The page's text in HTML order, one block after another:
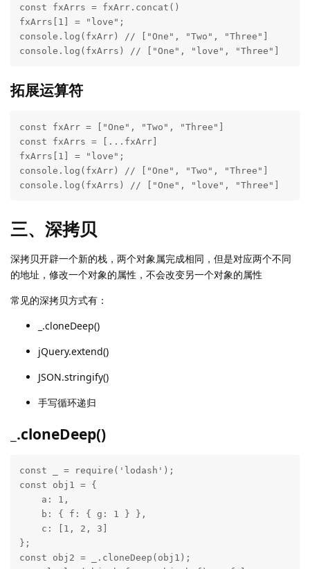
const fxArrs = fxArr.concat()
fxArrs[1] = "love";
console.log(fxArr) // ["One", "Two", "Three"]
console.log(fxArrs) // ["One", "love", "Three"]
拓展运算符
const fxArr = ["One", "Two", "Three"]
const fxArrs = [...fxArr]
fxArrs[1] = "love";
console.log(fxArr) // ["One", "Two", "Three"]
console.log(fxArrs) // ["One", "love", "Three"]
三、深拷贝
深拷贝开辟一个新的栈，两个对象属完成相同，但是对应两个不同
的地址，修改一个对象的属性，不会改变另一个对象的属性
常见的深拷贝方式有：
_.cloneDeep()
jQuery.extend()
JSON.stringify()
手写循环递归
_.cloneDeep()
const _ = require('lodash');
const obj1 = {
};
const obj2 = _.cloneDeep(obj1);